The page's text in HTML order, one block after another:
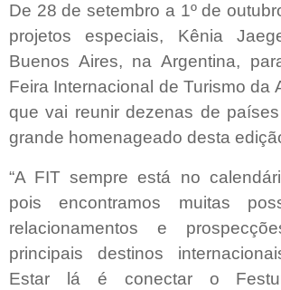
De 28 de setembro a 1º de
projetos especiais, Kênia
Buenos Aires, na Argentina,
Feira Internacional de Turismo da
que vai reunir dezenas de
grande homenageado desta
“A FIT sempre está no
pois encontramos muitas
relacionamentos e
principais destinos
Estar lá é conectar o